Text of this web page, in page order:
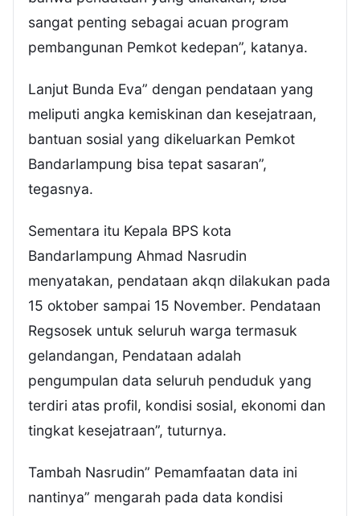
sangat penting sebagai acuan program
pembangunan Pemkot kedepan”, katanya.
Lanjut Bunda Eva” dengan pendataan yang
meliputi angka kemiskinan dan kesejatraan,
bantuan sosial yang dikeluarkan Pemkot
Bandarlampung bisa tepat sasaran”,
tegasnya.
Sementara itu Kepala BPS kota
Bandarlampung Ahmad Nasrudin
menyatakan, pendataan akqn dilakukan pada
15 oktober sampai 15 November. Pendataan
Regsosek untuk seluruh warga termasuk
gelandangan, Pendataan adalah
pengumpulan data seluruh penduduk yang
terdiri atas profil, kondisi sosial, ekonomi dan
tingkat kesejatraan”, tuturnya.
Tambah Nasrudin” Pemamfaatan data ini
nantinya” mengarah pada data kondisi